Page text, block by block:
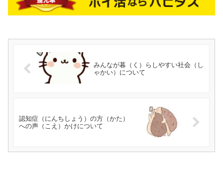
みんなが暮（く）らしやすい社会（し
ゃかい）について
認知症（にんちしょう）の方（かた）
への声（こえ）かけについて